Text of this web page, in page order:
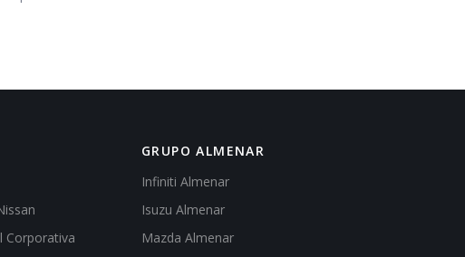
Corporativa
GRUPO ALMENAR
Infiniti Almenar
Isuzu Almenar
Mazda Almenar